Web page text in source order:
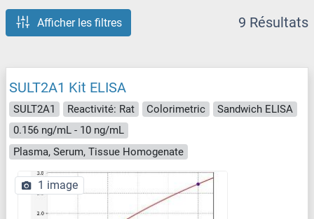
Afficher les filtres 9 Résultats
SULT2A1 Kit ELISA
SULT2A1 Reactivité: Rat Colorimetric
Sandwich ELISA
0.156 ng/mL - 10 ng/mL
Plasma, Serum, Tissue Homogenate
1 image